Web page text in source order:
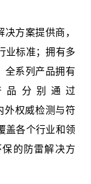
方案提供商，
业标准；拥有多
全系列产品拥有
品分别通过
外权威检测与符
盖各个行业和领
的防雷解决方